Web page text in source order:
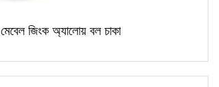
মেবেল জিংক অ্যালোয় বল চাকা